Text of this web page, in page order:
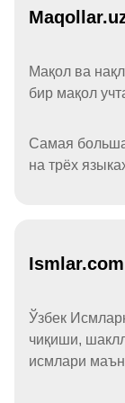
Мақол ва
бир мақол
Самая
на трёх
Ismlar.com
Ўзбек
чиқиши,
исмлари